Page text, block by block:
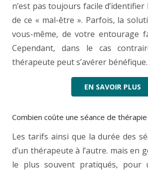
n’est pas toujours facile
de ce « mal-être ». Parfois, la
vous-même, de votre entourage
Cependant, dans le cas
thérapeute peut s’avérer bénéfique.
EN SAVOIR PLUS
Combien coûte une séance de thérapie
Les tarifs ainsi que la durée des
d’un thérapeute à l’autre. mais en
le plus souvent pratiqués, pour